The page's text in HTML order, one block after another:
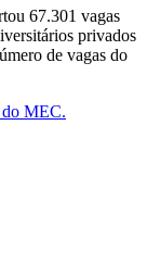
67.301 vagas
privados
de vagas do
do MEC.